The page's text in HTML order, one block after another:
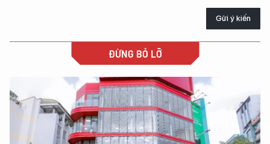
Gửi ý kiến
ĐỪNG BỎ LỠ